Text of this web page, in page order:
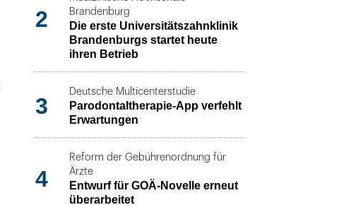
2
Brandenburg
Die erste Universitätszahnklinik
Brandenburgs startet heute
ihren Betrieb
3
Deutsche Multicenterstudie
Parodontaltherapie-App verfehlt
Erwartungen
4
Reform der Gebührenordnung für
Ärzte
Entwurf für GOÄ-Novelle erneut
überarbeitet